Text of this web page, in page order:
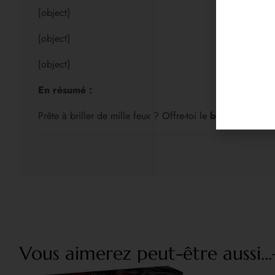
{object}
{object}
{object}
En résumé :
Prête à briller de mille feux ? Offre-toi le body bikini
Vous aimerez peut-être aussi...